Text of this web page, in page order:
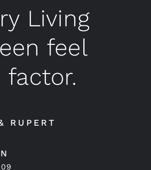
Living
feel
factor.
RUPERT
09